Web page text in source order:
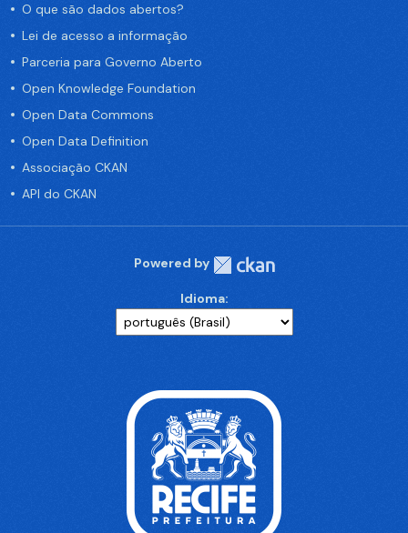
O que são dados abertos?
Lei de acesso a informação
Parceria para Governo Aberto
Open Knowledge Foundation
Open Data Commons
Open Data Definition
Associação CKAN
API do CKAN
Powered by
Idioma